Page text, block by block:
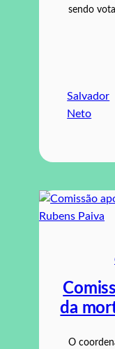
sendo
Salvador
Neto
da
O